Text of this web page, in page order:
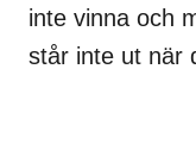
inte vinna och
står inte ut när